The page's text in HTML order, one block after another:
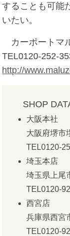
することも可能
いたい。
カーポートマ
TEL0120-252-
http://
SHOP
大阪本社
大阪府堺市
TEL0120-
埼玉本店
埼玉県上尾
TEL0120-
西宮店
兵庫県西宮
TEL0120-